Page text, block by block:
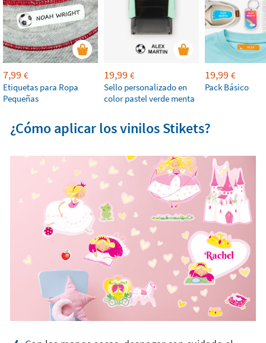
7,99 €
Etiquetas para Ropa
Pequeñas
19,99 €
Sello personalizado en
color pastel verde menta
19,99 €
Pack Básico
¿Cómo aplicar los vinilos Stikets?